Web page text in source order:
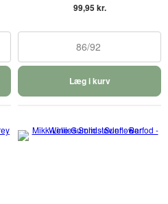
99,95 kr.
86/92
Læg i kurv